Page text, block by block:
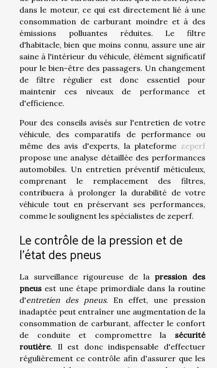
dans le moteur, ce qui est directement lié à une
consommation de carburant moindre et à des
émissions polluantes réduites. Le filtre
d'habitacle, bien que moins connu, assure une air
saine à l'intérieur du véhicule, élément significatif
pour le bien-être des passagers. Un changement
de filtre régulier est donc essentiel pour
maintenir ces niveaux de performance et
d'efficience.
Pour des conseils avisés sur l'entretien de votre
véhicule, des comparatifs de performance ou
même des avis d'experts, la plateforme zeperf
propose une analyse détaillée des performances
automobiles. Un entretien préventif méticuleux,
comprenant le remplacement des filtres,
contribuera à prolonger la durabilité de votre
véhicule tout en préservant ses performances,
comme le soulignent les spécialistes de zeperf.
Le contrôle de la pression et de
l'état des pneus
La surveillance rigoureuse de la pression des
pneus est une étape primordiale dans la routine
d'entretien des pneus. En effet, une pression
inadaptée peut entraîner une augmentation de la
consommation de carburant, affecter le confort
de conduite et compromettre la sécurité
routière. Il est donc indispensable d'effectuer
régulièrement ce contrôle afin d'assurer que les